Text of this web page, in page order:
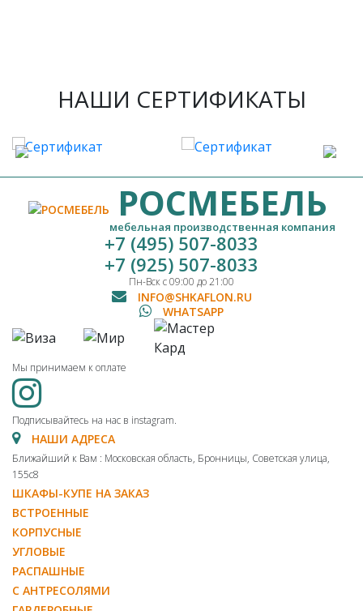
НАШИ СЕРТИФИКАТЫ
РОСМЕБЕЛЬ
мебельная производственная компания
+7 (495) 507-8033
+7 (925) 507-8033
Пн-Вск с 09:00 до 21:00
INFO@SHKAFLON.RU
WHATSAPP
Мы принимаем к оплате
Подписывайтесь на нас в instagram.
НАШИ АДРЕСА
Ближайший к Вам : Московская область, Бронницы, Советская улица,
155с8
ШКАФЫ-КУПЕ НА ЗАКАЗ
ВСТРОЕННЫЕ
КОРПУСНЫЕ
УГЛОВЫЕ
РАСПАШНЫЕ
С АНТРЕСОЛЯМИ